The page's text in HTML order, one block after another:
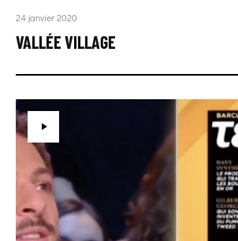
24 janvier 2020
VALLÉE VILLAGE